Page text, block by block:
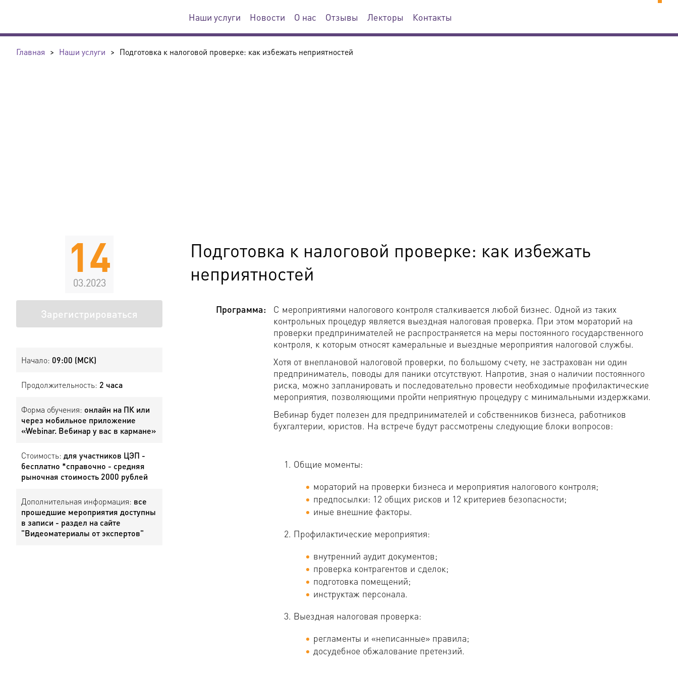
Наши услуги Новости О нас Отзывы Лекторы Контакты
Главная > Наши услуги > Подготовка к налоговой проверке: как избежать неприятностей
14
03.2023
Зарегистрироваться
Начало: 09:00 (МСК)
Продолжительность: 2 часа
Форма обучения: онлайн на ПК или
через мобильное приложение
«Webinar. Вебинар у вас в кармане»
Стоимость: для участников ЦЭП -
бесплатно *справочно - средняя
рыночная стоимость 2000 рублей
Дополнительная информация: все
прошедшие мероприятия доступны
в записи - раздел на сайте
"Видеоматериалы от экспертов"
Подготовка к налоговой проверке: как избежать
неприятностей
Программа:
С мероприятиями налогового контроля сталкивается любой бизнес. Одной из таких
контрольных процедур является выездная налоговая проверка. При этом мораторий на
проверки предпринимателей не распространяется на меры постоянного государственного
контроля, к которым относят камеральные и выездные мероприятия налоговой службы.
Хотя от внеплановой налоговой проверки, по большому счету, не застрахован ни один
предприниматель, поводы для паники отсутствуют. Напротив, зная о наличии постоянного
риска, можно запланировать и последовательно провести необходимые профилактические
мероприятия, позволяющими пройти неприятную процедуру с минимальными издержками.
Вебинар будет полезен для предпринимателей и собственников бизнеса, работников
бухгалтерии, юристов. На встрече будут рассмотрены следующие блоки вопросов:
Общие моменты:
мораторий на проверки бизнеса и мероприятия налогового контроля;
предпосылки: 12 общих рисков и 12 критериев безопасности;
иные внешние факторы.
Профилактические мероприятия:
внутренний аудит документов;
проверка контрагентов и сделок;
подготовка помещений;
инструктаж персонала.
Выездная налоговая проверка:
регламенты и «неписанные» правила;
досудебное обжалование претензий.